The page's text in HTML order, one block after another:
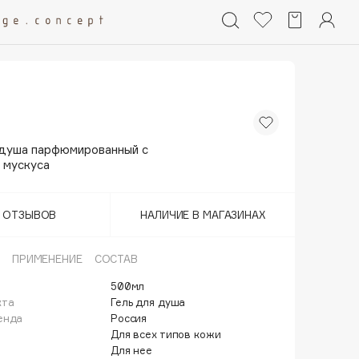
парфюмированный с
ОТЗЫВОВ НАЛИЧИЕ В МАГАЗИНАХ
ПРИМЕНЕНИЕ СОСТАВ
500мл
Гель для душа
Россия
Для всех типов кожи
Для нее